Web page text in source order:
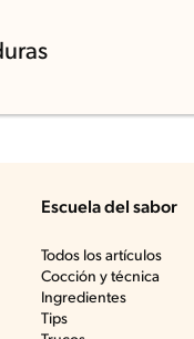
Escuela del sabor
Todos los artículos
Cocción y técnica
Ingredientes
Tips